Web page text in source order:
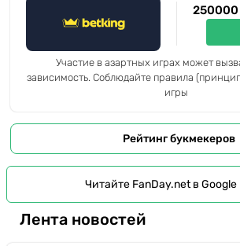
250000
Участие в азартных играх может
зависимость. Соблюдайте правила
игры
Рейтинг букмекеров
Читайте FanDay.net в Google
Лента новостей